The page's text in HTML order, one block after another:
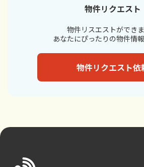
物件リクエスト
物件リスエストができま
あなたにぴったりの物件情報
物件リクエスト依